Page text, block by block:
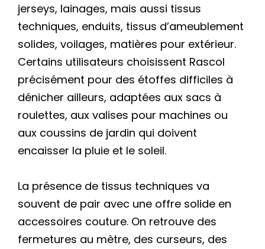
jerseys, lainages, mais aussi tissus
techniques, enduits, tissus d’ameublement
solides, voilages, matières pour extérieur.
Certains utilisateurs choisissent Rascol
précisément pour des étoffes difficiles à
dénicher ailleurs, adaptées aux sacs à
roulettes, aux valises pour machines ou
aux coussins de jardin qui doivent
encaisser la pluie et le soleil.
La présence de tissus techniques va
souvent de pair avec une offre solide en
accessoires couture. On retrouve des
fermetures au mètre, des curseurs, des